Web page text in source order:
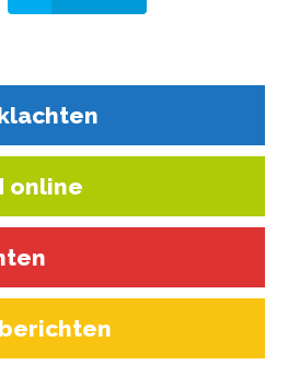
online